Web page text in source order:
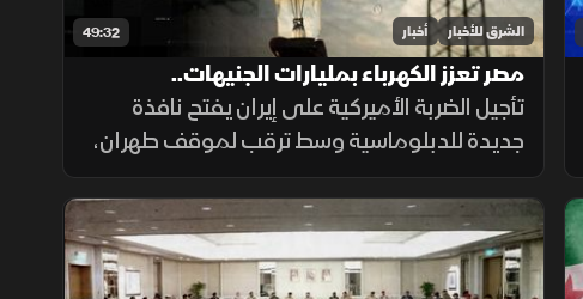
49:32 الشرق للأخبار أخبار
مصر تعزز الكهرباء بمليارات الجنيهات..
والسجائر الإلكترونية تهدد المراهقين
تأجيل الضربة الأميركية على إيران يفتح نافذة
جديدة للدبلوماسية وسط ترقب لموقف طهران،
فيما تدعم مصر قطاع الكهرباء بعشرات المليارات،
وتحذر دراسات طبية من مخاطر السجائر
الإلكترونية على أدمغة المراهقين.